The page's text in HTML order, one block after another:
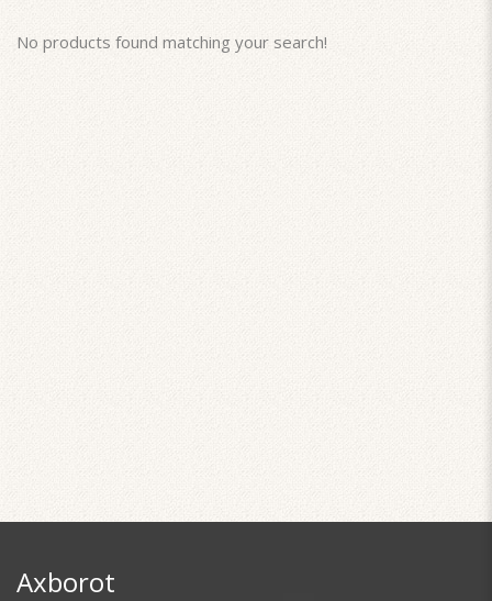
No products found matching your search!
Axborot